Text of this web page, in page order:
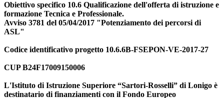
Obiettivo specifico 10.6 Qualificazione dell'offerta di istruzione e
formazione Tecnica e Professionale.
Avviso 3781 del 05/04/2017 "Potenziamento dei percorsi di
ASL"
Codice identificativo progetto 10.6.6B-FSEPON-VE-2017-27
CUP B24F17009150006
L'Istituto di Istruzione Superiore “Sartori-Rosselli” di Lonigo è
destinatario di finanziamenti con il Fondo Europeo